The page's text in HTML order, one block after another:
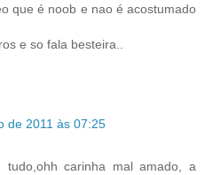
que é noob e nao é acostumado
e so fala besteira..
de 2011 às 07:25
tudo,ohh carinha mal amado, a